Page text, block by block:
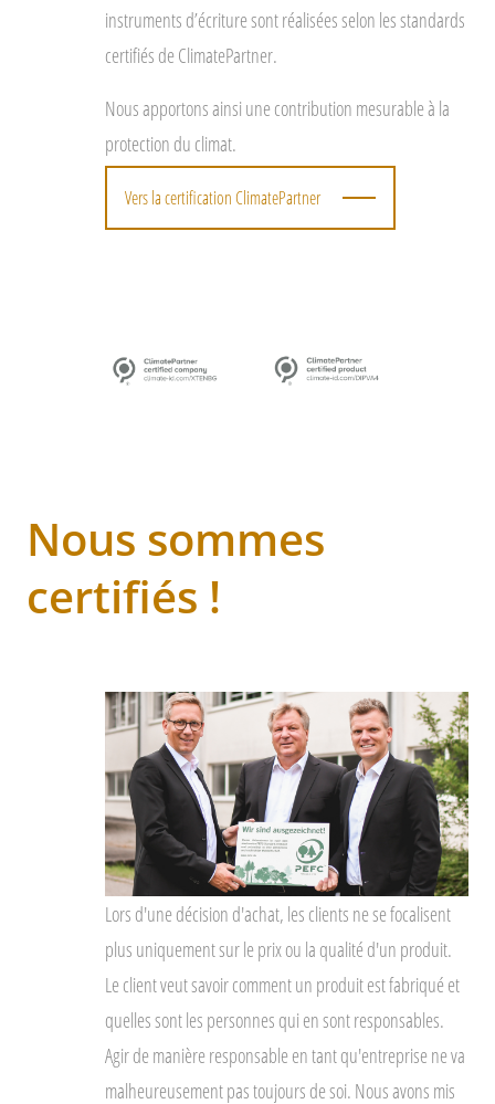
instruments d’écriture sont réalisées selon les standards
certifiés de ClimatePartner.
Nous apportons ainsi une contribution mesurable à la
protection du climat.
Vers la certification ClimatePartner
Nous sommes
certifiés !
Lors d'une décision d'achat, les clients ne se focalisent
plus uniquement sur le prix ou la qualité d'un produit.
Le client veut savoir comment un produit est fabriqué et
quelles sont les personnes qui en sont responsables.
Agir de manière responsable en tant qu'entreprise ne va
malheureusement pas toujours de soi. Nous avons mis